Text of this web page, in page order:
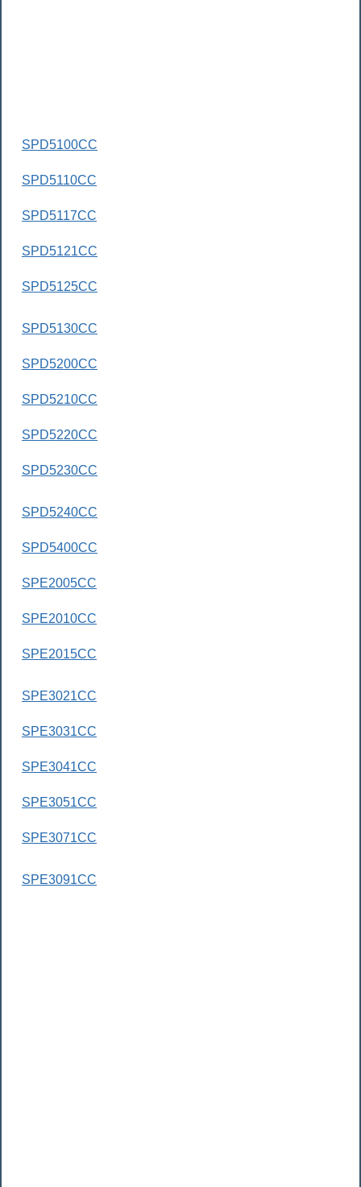
SPD5100CC
SPD5110CC
SPD5117CC
SPD5121CC
SPD5125CC
SPD5130CC
SPD5200CC
SPD5210CC
SPD5220CC
SPD5230CC
SPD5240CC
SPD5400CC
SPE2005CC
SPE2010CC
SPE2015CC
SPE3021CC
SPE3031CC
SPE3041CC
SPE3051CC
SPE3071CC
SPE3091CC